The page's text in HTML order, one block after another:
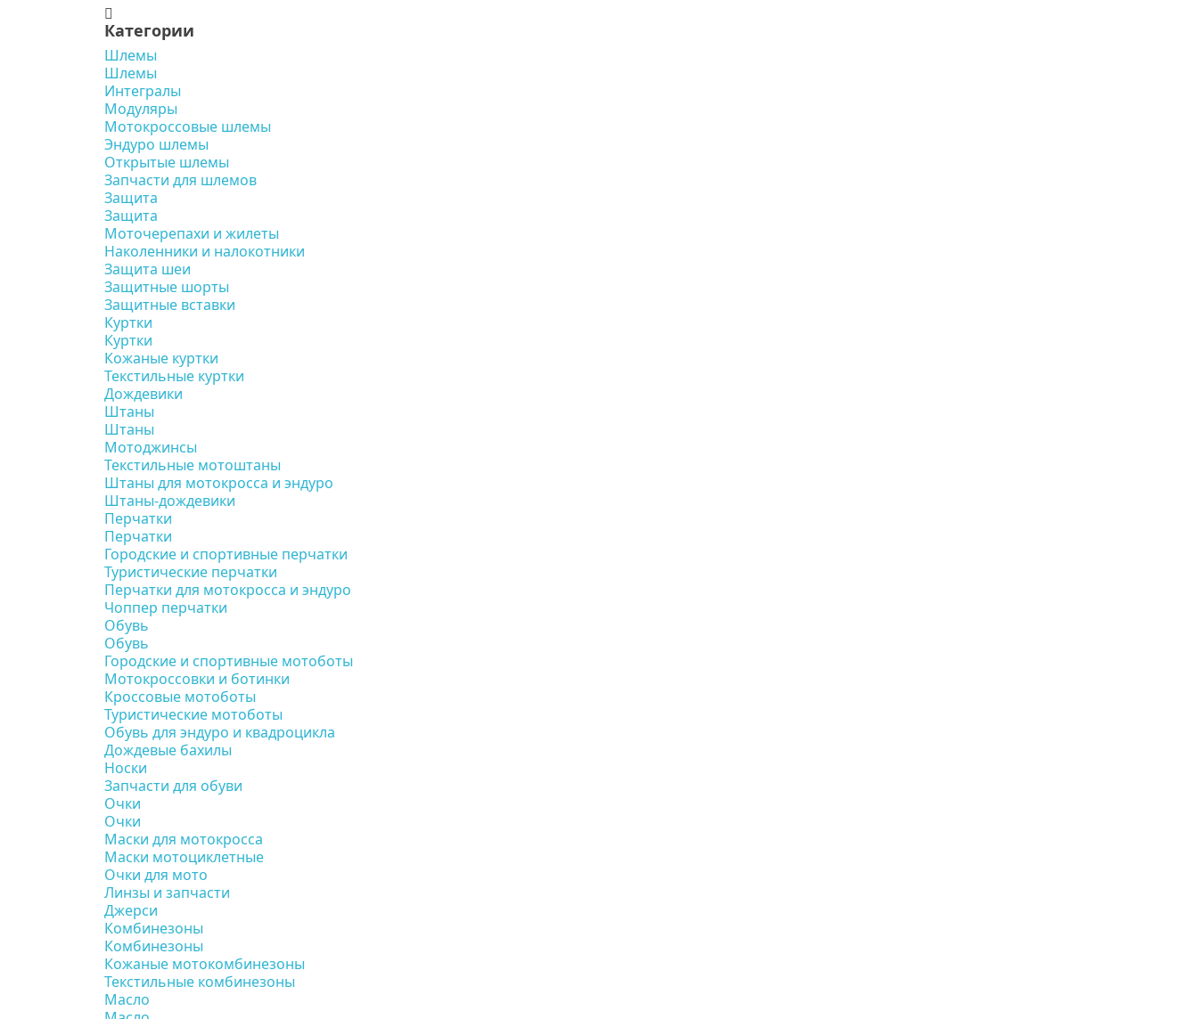
Категории
Шлемы
Шлемы
Интегралы
Модуляры
Мотокроссовые шлемы
Эндуро шлемы
Открытые шлемы
Запчасти для шлемов
Защита
Защита
Моточерепахи и жилеты
Наколенники и налокотники
Защита шеи
Защитные шорты
Защитные вставки
Куртки
Куртки
Кожаные куртки
Текстильные куртки
Дождевики
Штаны
Штаны
Мотоджинсы
Текстильные мотоштаны
Штаны для мотокросса и эндуро
Штаны-дождевики
Перчатки
Перчатки
Городские и спортивные перчатки
Туристические перчатки
Перчатки для мотокросса и эндуро
Чоппер перчатки
Обувь
Обувь
Городские и спортивные мотоботы
Мотокроссовки и ботинки
Кроссовые мотоботы
Туристические мотоботы
Обувь для эндуро и квадроцикла
Дождевые бахилы
Носки
Запчасти для обуви
Очки
Очки
Маски для мотокросса
Маски мотоциклетные
Очки для мото
Линзы и запчасти
Джерси
Комбинезоны
Комбинезоны
Кожаные мотокомбинезоны
Текстильные комбинезоны
Масло